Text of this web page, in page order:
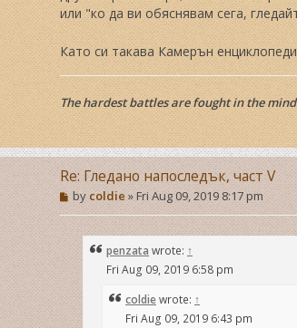
или "ко да ви обяснявам сега,
Като си такава Камерън
The hardest battles are fought in the
Re: Гледано напоследък, част V
P
o
s
t
bycoldie»Fri Aug 09, 2019 8:17 pm
penzata wrote: ↑
Fri Aug 09, 2019 6:58 pm
coldiewrote: ↑
Fri Aug 09, 2019 6:43 pm